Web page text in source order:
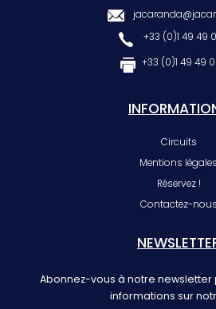
+33 (0)1 49 49
+33 (0)1 49 49
Circuits
Mentions légales
Réservez !
Contactez-nous
Abonnez-vous à notre
informations sur